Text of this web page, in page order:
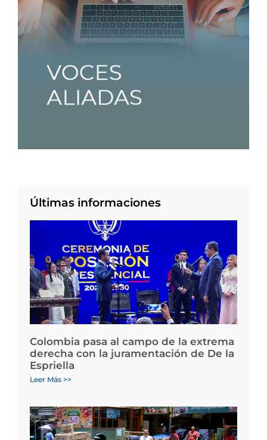
Últimas informaciones
Colombia pasa al campo de la extrema
derecha con la juramentación de De la
Espriella
Leer Más >>